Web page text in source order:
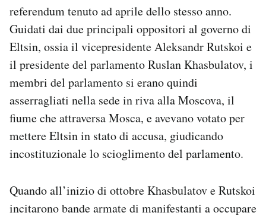
referendum tenuto ad aprile dello stesso anno.
Guidati dai due principali oppositori al governo di
Eltsin, ossia il vicepresidente Aleksandr Rutskoi e
il presidente del parlamento Ruslan Khasbulatov, i
membri del parlamento si erano quindi
asserragliati nella sede in riva alla Moscova, il
fiume che attraversa Mosca, e avevano votato per
mettere Eltsin in stato di accusa, giudicando
incostituzionale lo scioglimento del parlamento.
Quando all’inizio di ottobre Khasbulatov e Rutskoi
incitarono bande armate di manifestanti a occupare